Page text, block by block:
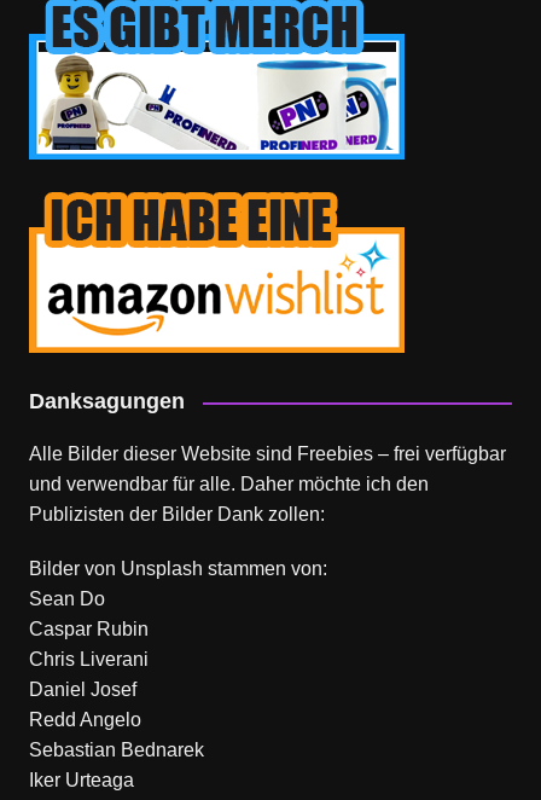
Danksagungen
Alle Bilder dieser Website sind Freebies – frei verfügbar
und verwendbar für alle. Daher möchte ich den
Publizisten der Bilder Dank zollen:
Bilder von Unsplash stammen von:
Sean Do
Caspar Rubin
Chris Liverani
Daniel Josef
Redd Angelo
Sebastian Bednarek
Iker Urteaga